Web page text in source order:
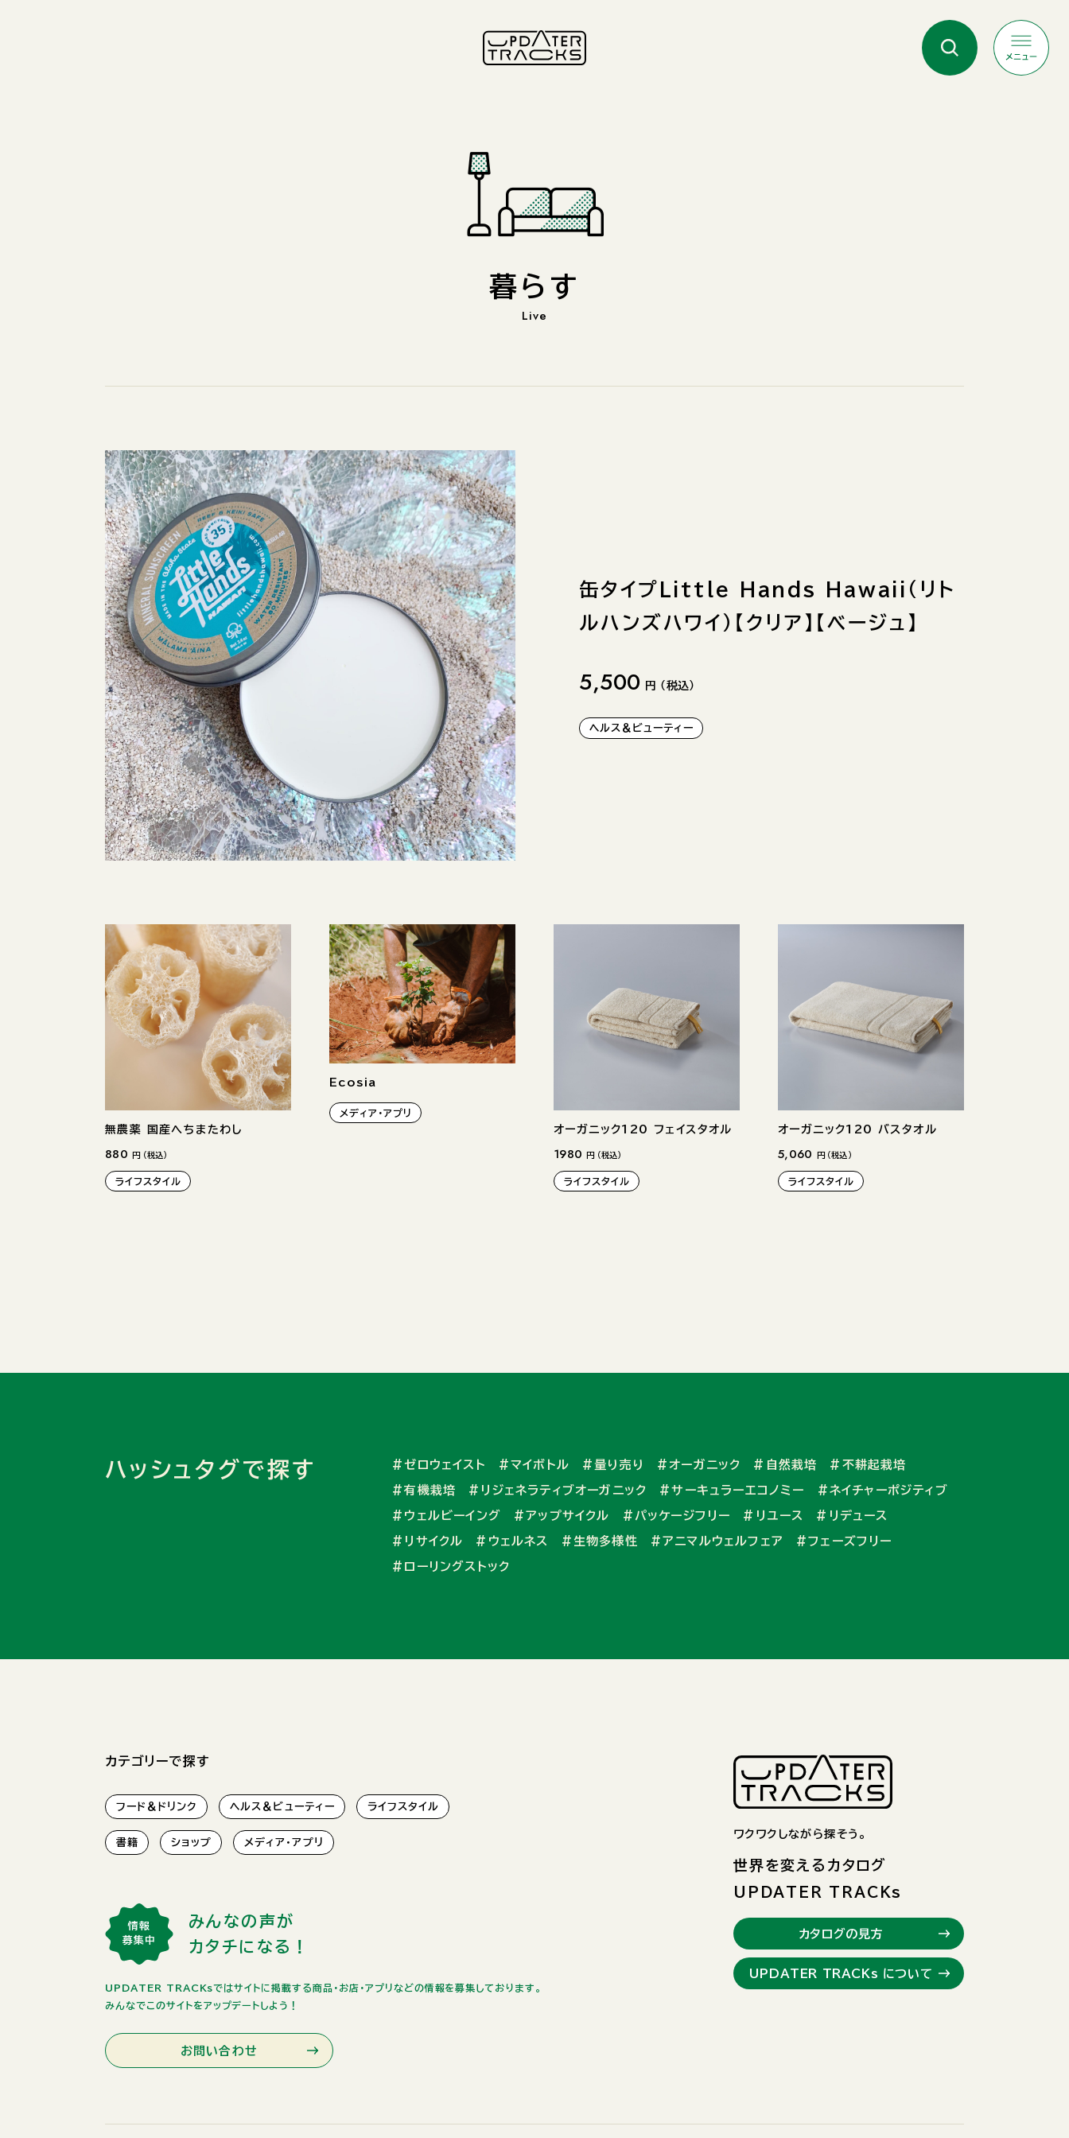
暮らす
Live
缶タイプLittle Hands Hawaii（リト
ルハンズハワイ）【クリア】【ベージュ】
5,500 円 （税込）
ヘルス＆ビューティー
無農薬 国産へちまたわし
880円 （税込）
ライフスタイル
Ecosia
メディア・アプリ
オーガニック120 フェイスタオル
1980 円 （税込）
ライフスタイル
オーガニック120 バスタオル
5,060 円 （税込）
ライフスタイル
ハッシュタグで探す #ゼロウェイスト #マイボトル #量り売り #オーガニック #自然栽培 #不耕起栽培
#有機栽培 #リジェネラティブオーガニック #サーキュラーエコノミー #ネイチャーポジティブ
#ウェルビーイング #アップサイクル #パッケージフリー #リユース #リデュース
#リサイクル #ウェルネス #生物多様性 #アニマルウェルフェア #フェーズフリー
#ローリングストック
カテゴリーで探す
フード＆ドリンク ヘルス＆ビューティー ライフスタイル
書籍 ショップ メディア・アプリ
情報
募集中
みんなの声が
カタチになる！
UPDATER TRACKsではサイトに掲載する商品・お店・アプリなどの情報を募集しております。
みんなでこのサイトをアップデートしよう！
お問い合わせ
ワクワクしながら探そう。
世界を変えるカタログ
UPDATER TRACKs
カタログの見方
UPDATER TRACKs について